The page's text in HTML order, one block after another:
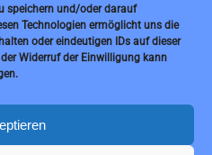
speichern und/oder darauf
Technologien ermöglicht uns die
oder eindeutigen IDs auf dieser
Widerruf der Einwilligung kann